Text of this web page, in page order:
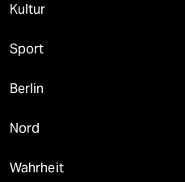
Kultur
Sport
Berlin
Nord
Wahrheit